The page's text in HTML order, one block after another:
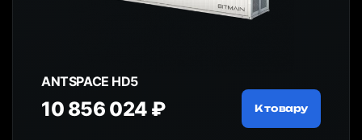
ANTSPACE HD5
10 856 024 ₽ К товару